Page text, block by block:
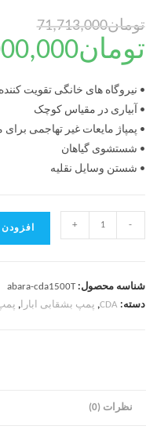
تومان71,713,000
تومان
• نیروگاه های خانگی تقویت
• آبیاری در مقیاس کوچک
• پمپاژ مایعات غیر تهاجمی
• شستشوی گیاهان
• شستن وسایل نقلیه
-
+
شناسه محصول:abara-cda1500T
دسته:CDA
, پمپ بشقابی ابارا,
نظرات (0)